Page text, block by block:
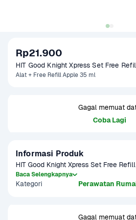
Rp21.900
HIT Good Knight Xpress Set Free
Alat + Free Refill Apple 35 ml
Gagal memuat
Coba Lagi
Informasi Produk
HIT Good Knight Xpress Set Free
Baca Selengkapnya
Kategori Perawatan
Gagal memuat